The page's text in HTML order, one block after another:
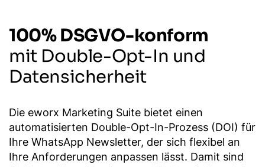
100% DSGVO-konform
mit Double-Opt-In und
Datensicherheit
Die eworx Marketing Suite bietet einen
automatisierten Double-Opt-In-Prozess (DOI) für
Ihre WhatsApp Newsletter, der sich flexibel an
Ihre Anforderungen anpassen lässt. Damit sind